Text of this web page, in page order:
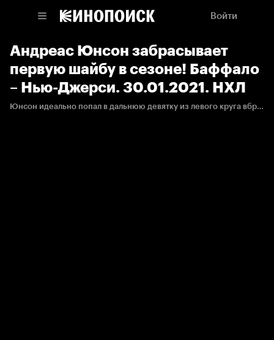
Войти
Андреас Юнсон забрасывает
первую шайбу в сезоне! Баффало
– Нью-Джерси. 30.01.2021. НХЛ
Юнсон идеально попал в дальнюю девятку из левого круга вбрасывания, вратарь помочь своей команде никак не мог